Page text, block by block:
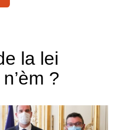
la lei
?